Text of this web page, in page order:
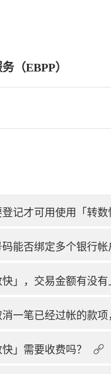
（EBPP）
记才可用使用「转数
能否绑定多个银行帐
」，交易金额有没有
一笔已经过帐的款项
」需要收费吗？